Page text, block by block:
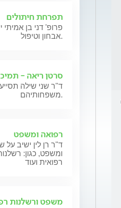
תפרחת חיתולים
פרופ' דני בן
אבחון וטיפול.
סרטן ריאה -
ד"ר שני שילה
משפחותיהם.
רפואה ומשפט
ד"ר רן לין ישיב על
ומשפט, כגון:
רפואית ועוד
משפט ורשלנות